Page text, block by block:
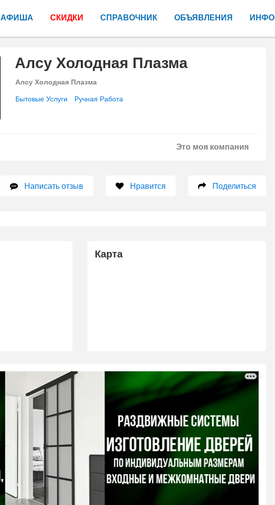
АФИША СКИДКИ СПРАВОЧНИК ОБЪЯВЛЕНИЯ ИНФО
Алсу Холодная Плазма
Алсу Холодная Плазма
Бытовые Услуги Ручная Работа
Это моя компания
Написать отзыв Нравится Поделиться
Карта